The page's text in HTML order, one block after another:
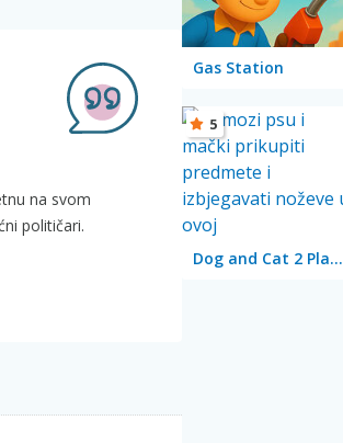
na svom
političari.
Gas Station
Dog and Cat 2 Player
5